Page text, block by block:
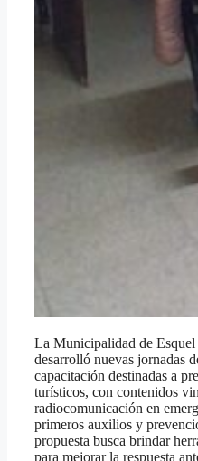
La Municipalidad de Esquel
desarrolló nuevas jornadas
capacitación destinadas a
turísticos, con contenidos
radiocomunicación en
primeros auxilios y
propuesta busca brindar
para mejorar la respuesta